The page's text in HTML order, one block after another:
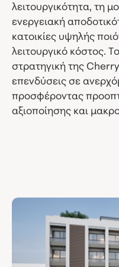
λειτουργικότητα, τη
ενεργειακή
κατοικίες υψηλής
λειτουργικό κόστος.
στρατηγική της
επενδύσεις σε
προσφέροντας
αξιοποίησης και